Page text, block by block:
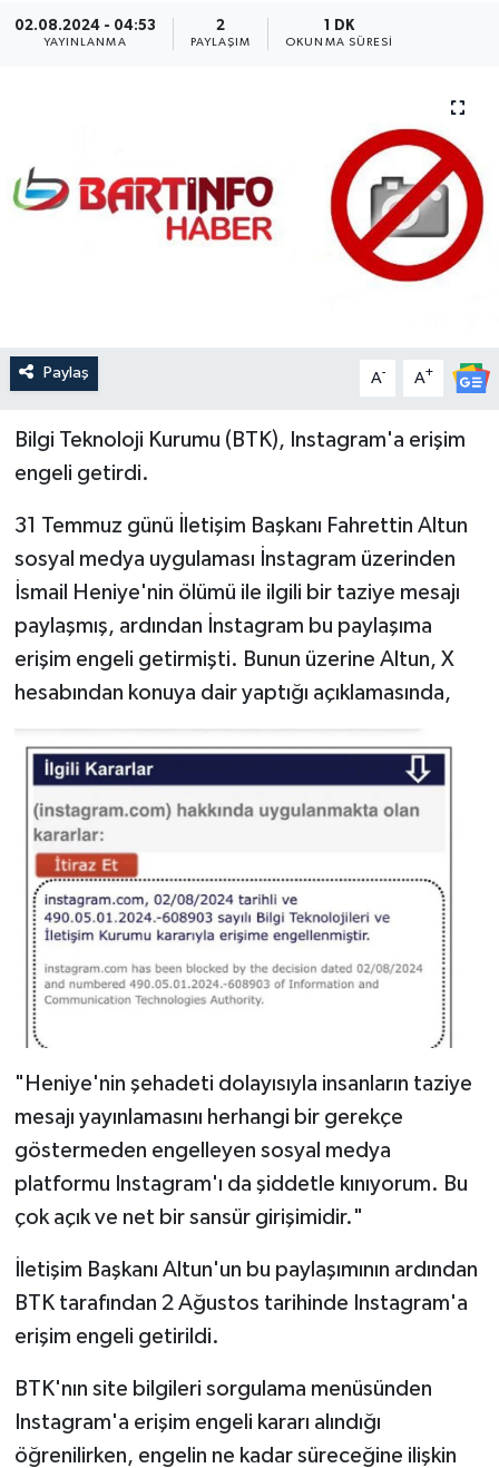
02.08.2024 - 04:53
YAYINLANMA
2
PAYLAŞIM
1 DK
OKUNMA SÜRESI
Paylaş A- A+
Bilgi Teknoloji Kurumu (BTK), Instagram'a erişim
engeli getirdi.
31 Temmuz günü İletişim Başkanı Fahrettin Altun
sosyal medya uygulaması İnstagram üzerinden
İsmail Heniye'nin ölümü ile ilgili bir taziye mesajı
paylaşmış, ardından İnstagram bu paylaşıma
erişim engeli getirmişti. Bunun üzerine Altun, X
hesabından konuya dair yaptığı açıklamasında,
"Heniye'nin şehadeti dolayısıyla insanların taziye
mesajı yayınlamasını herhangi bir gerekçe
göstermeden engelleyen sosyal medya
platformu Instagram'ı da şiddetle kınıyorum. Bu
çok açık ve net bir sansür girişimidir."
İletişim Başkanı Altun'un bu paylaşımının ardından
BTK tarafından 2 Ağustos tarihinde Instagram'a
erişim engeli getirildi.
BTK'nın site bilgileri sorgulama menüsünden
Instagram'a erişim engeli kararı alındığı
öğrenilirken, engelin ne kadar süreceğine ilişkin
Medya
Sivil Toplum
Tarım
Turizm
Yerel Yönetimler
DÜNYA
YEREL